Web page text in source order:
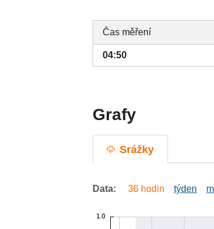
Čas měření
04:50
Grafy
Srážky
Data: 36 hodin týden